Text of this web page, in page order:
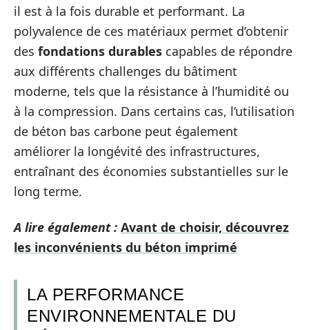
il est à la fois durable et performant. La
polyvalence de ces matériaux permet d’obtenir
des fondations durables capables de répondre
aux différents challenges du bâtiment
moderne, tels que la résistance à l’humidité ou
à la compression. Dans certains cas, l’utilisation
de béton bas carbone peut également
améliorer la longévité des infrastructures,
entraînant des économies substantielles sur le
long terme.
A lire également : Avant de choisir, découvrez
les inconvénients du béton imprimé
LA PERFORMANCE
ENVIRONNEMENTALE DU